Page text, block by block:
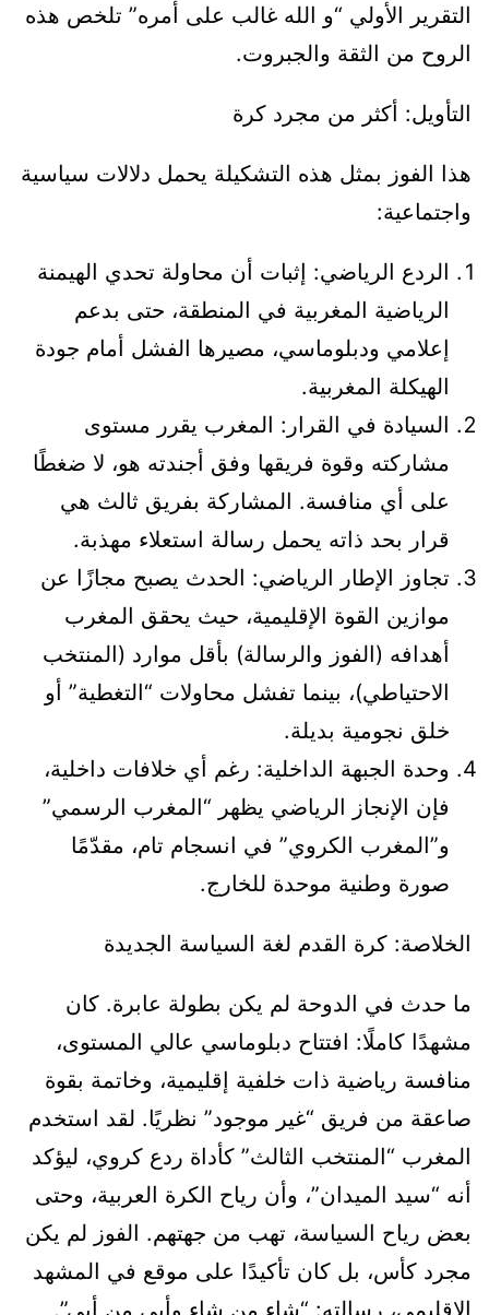
التقرير الأولي “و الله غالب على أمره” تلخص هذه
الروح من الثقة والجبروت.
التأويل: أكثر من مجرد كرة
هذا الفوز بمثل هذه التشكيلة يحمل دلالات سياسية
واجتماعية:
الردع الرياضي: إثبات أن محاولة تحدي الهيمنة
الرياضية المغربية في المنطقة، حتى بدعم
إعلامي ودبلوماسي، مصيرها الفشل أمام جودة
الهيكلة المغربية.
السيادة في القرار: المغرب يقرر مستوى
مشاركته وقوة فريقها وفق أجندته هو، لا ضغطًا
على أي منافسة. المشاركة بفريق ثالث هي
قرار بحد ذاته يحمل رسالة استعلاء مهذبة.
تجاوز الإطار الرياضي: الحدث يصبح مجازًا عن
موازين القوة الإقليمية، حيث يحقق المغرب
أهدافه (الفوز والرسالة) بأقل موارد (المنتخب
الاحتياطي)، بينما تفشل محاولات “التغطية” أو
خلق نجومية بديلة.
وحدة الجبهة الداخلية: رغم أي خلافات داخلية،
فإن الإنجاز الرياضي يظهر “المغرب الرسمي”
و”المغرب الكروي” في انسجام تام، مقدّمًا
صورة وطنية موحدة للخارج.
الخلاصة: كرة القدم لغة السياسة الجديدة
ما حدث في الدوحة لم يكن بطولة عابرة. كان
مشهدًا كاملًا: افتتاح دبلوماسي عالي المستوى،
منافسة رياضية ذات خلفية إقليمية، وخاتمة بقوة
صاعقة من فريق “غير موجود” نظريًا. لقد استخدم
المغرب “المنتخب الثالث” كأداة ردع كروي، ليؤكد
أنه “سيد الميدان”، وأن رياح الكرة العربية، وحتى
بعض رياح السياسة، تهب من جهتهم. الفوز لم يكن
مجرد كأس، بل كان تأكيدًا على موقع في المشهد
الإقليمي، رسالته: “شاء من شاء وأبى من أبى”.